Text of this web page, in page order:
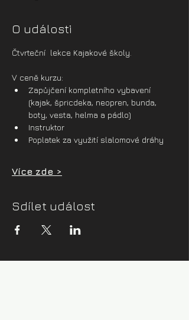
O události
Čtvrteční  lekce Kajakové školy.
V ceně kurzu:
Zapůjčení kompletního vybavení
(kajak, špricdeka, neopren, bunda,
boty, vesta, helma a pádlo)
Instruktor
Poplatek za využití slalomové dráhy
Více zde >
Sdílet událost